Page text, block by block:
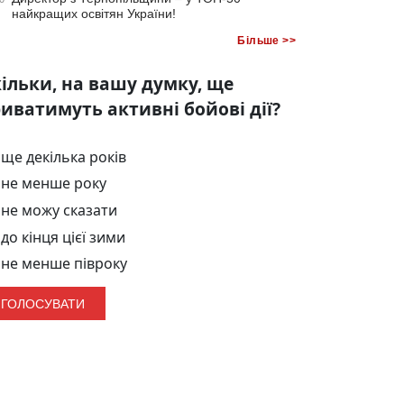
найкращих освітян України!
Більше >>
на вашу думку, ще
активні бойові дії?
ще декілька років
не менше року
не можу сказати
до кінця цієї зими
не менше півроку